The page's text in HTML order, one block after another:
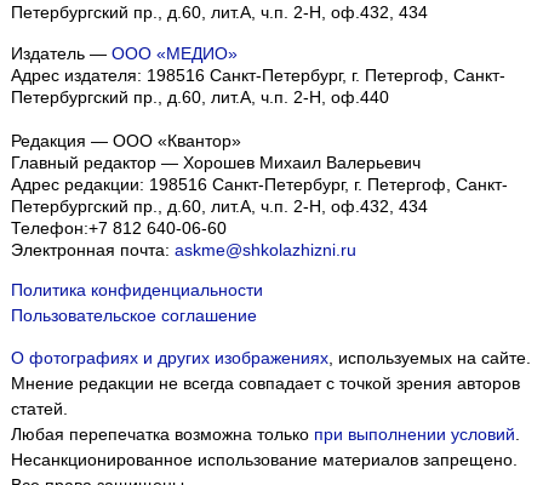
Петербургский пр., д.60, лит.А, ч.п. 2-Н, оф.432, 434
Издатель — ООО «МЕДИО»
Адрес издателя: 198516 Санкт-Петербург, г. Петергоф, Санкт-
Петербургский пр., д.60, лит.А, ч.п. 2-Н, оф.440
Редакция — ООО «Квантор»
Главный редактор — Хорошев Михаил Валерьевич
Адрес редакции: 198516 Санкт-Петербург, г. Петергоф, Санкт-
Петербургский пр., д.60, лит.А, ч.п. 2-Н, оф.432, 434
Телефон:+7 812 640-06-60
Электронная почта: askme@shkolazhizni.ru
Политика конфиденциальности
Пользовательское соглашение
О фотографиях и других изображениях, используемых на сайте.
Мнение редакции не всегда совпадает с точкой зрения авторов
статей.
Любая перепечатка возможна только при выполнении условий.
Несанкционированное использование материалов запрещено.